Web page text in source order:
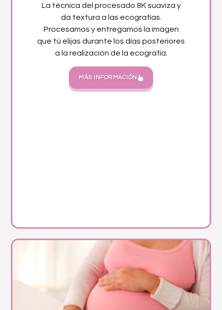
La técnica del procesado 8K suaviza y
da textura a las ecografías.
Procesamos y entregamos la imagen
que tú elijas durante los días posteriores
a la realización de la ecografía.
MÁS INFORMACIÓN